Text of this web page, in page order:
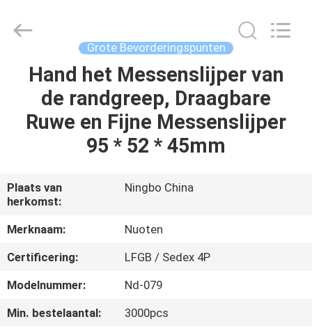
HUIS
PRODUCTEN
OVER
ONS
FABRIEKSTOUR
KWALITEITSCONTROLE
Electric
Appliance
Grote Bevorderingspunten
Hand het Messenslijper van
de randgreep, Draagbare
Ruwe en Fijne Messenslijper
95 * 52 * 45mm
Plaats van
herkomst:
Ningbo China
Merknaam:
Nuoten
Certificering:
LFGB / Sedex 4P
Modelnummer:
Nd-079
Min. bestelaantal:
3000pcs